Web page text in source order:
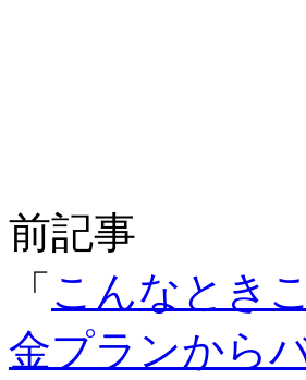
前記事
「 こんなとき
金プランから